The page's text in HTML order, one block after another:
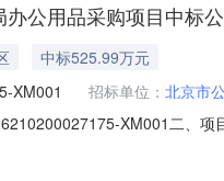
公用品采购项目中标
中标525.99万元
XM001 招标单位： 北京市
XM001二、
备注信息**顺义义源商贸*司